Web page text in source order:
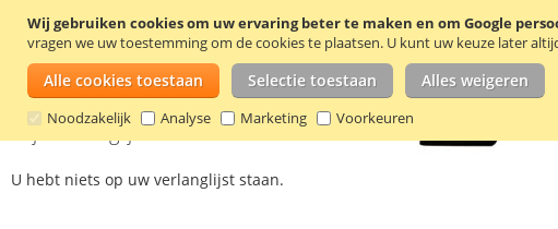
Wij gebruiken cookies om uw ervaring beter te maken en om Google
vragen we uw toestemming om de cookies te plaatsen. U kunt uw keuze later
Alle cookies toestaan Selectie toestaan Alles weigeren
Noodzakelijk Analyse Marketing Voorkeuren
MATERIAAL
Mijn verlanglijst
U hebt niets op uw verlanglijst staan.